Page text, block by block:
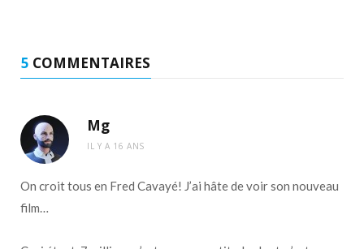
5 COMMENTAIRES
Mg
IL Y A 16 ANS
On croit tous en Fred Cavayé! J’ai hâte de voir son nouveau
film…